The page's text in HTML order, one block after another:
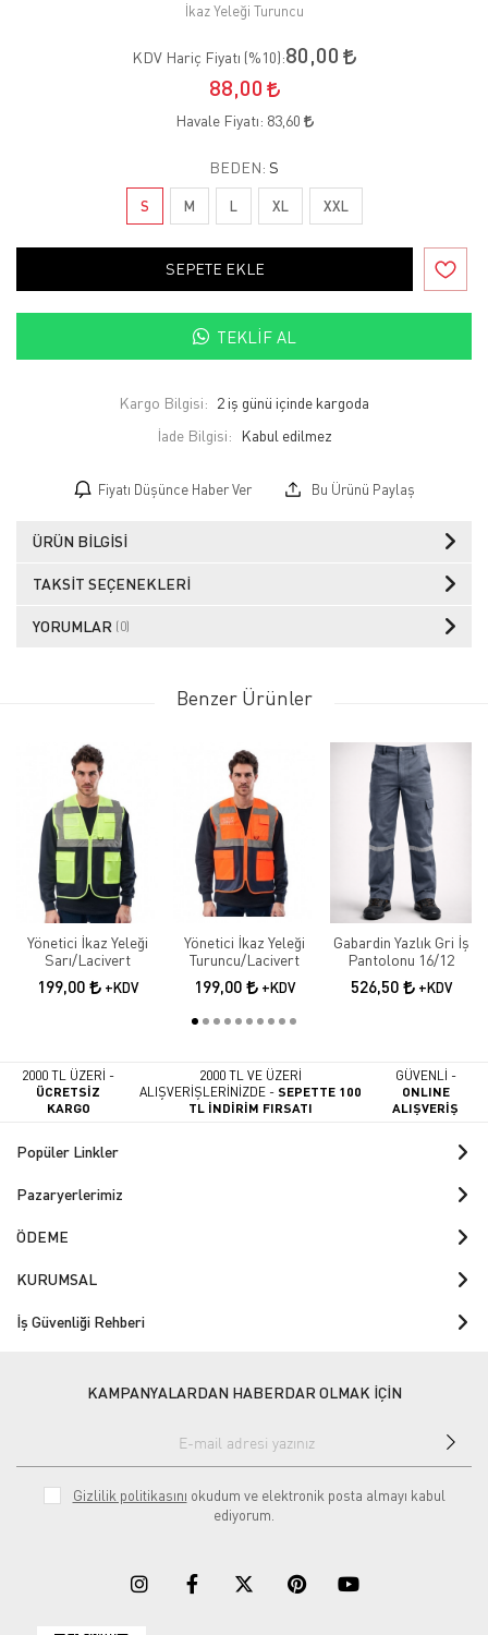
İkaz Yeleği Turuncu
KDV Hariç Fiyatı (%10):80,00
88,00
Havale Fiyatı: 83,60
BEDEN: S
S M L XL XXL
SEPETE EKLE
TEKLIF AL
Kargo Bilgisi: 2 iş günü içinde kargoda
İade Bilgisi:
Fiyatı Düşünce Haber Ver Bu Ürünü Paylaş
ÜRÜN BILGISI
TAKSIT SEÇENEKLERI
YORUMLAR (0)
Benzer Ürünler
Yönetici İkaz Yeleği
Sarı/Lacivert
199,00 +KDV
Yönetici İkaz Yeleği
Turuncu/Lacivert
199,00 +KDV
Gabardin Yazlık Gri İş
Pantolonu 16/12
526,50 +KDV
2000 TL ÜZERİ -
ÜCRETSİZ
KARGO
2000 TL VE ÜZERİ
ALIŞVERİŞLERİNİZDE -SEPETTE 100
TL İNDİRİM FIRSATI
GÜVENLİ -
ONLINE
ALIŞVERİŞ
Popüler Linkler
Pazaryerlerimiz
ÖDEME
KURUMSAL
İş Güvenliği Rehberi
KAMPANYALARDAN HABERDAR OLMAK İÇİN
Gizlilik politikasını okudum ve elektronik posta almayı kabul
ediyorum.